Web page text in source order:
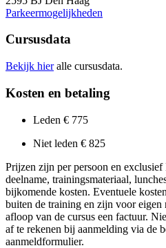
Parkeermogelijkheden
Cursusdata
Bekijk hieralle cursusdata.
Kosten en betaling
Leden € 775
Niet leden € 825
Prijzen zijn per persoon en
deelname, trainingsmateriaal,
bijkomende kosten. Eventuele
buiten de training en zijn voor eigen
afloop van de cursus een factuur.
af te rekenen bij aanmelding via de
aanmeldformulier.